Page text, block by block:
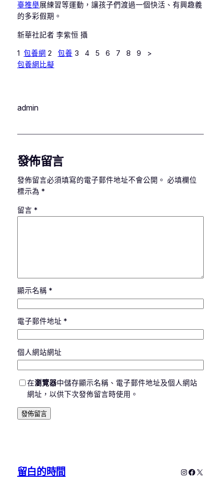
臺推舉展練習等運動，讓孩子們渡過一個快活、有興趣義
的多彩假期。
新華社記者 李紫恒 攝
1 包養網 2 包養 3 4 5 6 7 8 9 >
包養網比擬
admin
發佈留言
發佈留言必須填寫的電子郵件地址不會公開。 必填欄位
標示為 *
留言 *
顯示名稱 *
電子郵件地址 *
個人網站網址
在瀏覽器中儲存顯示名稱、電子郵件地址及個人網站
網址，以供下次發佈留言時使用。
留白的時間 Instagram
X